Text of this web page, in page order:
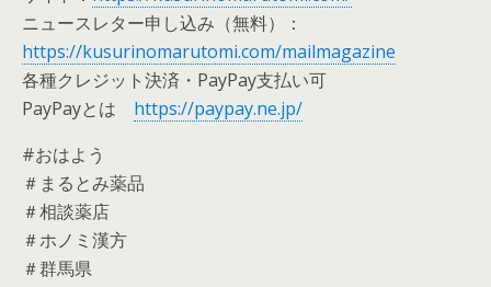
ニュースレター申し込み（無料）：
https://kusurinomarutomi.com/mailmagazine
各種クレジット決済・PayPay支払い可
PayPayとは https://paypay.ne.jp/
#おはよう
＃まるとみ薬品
＃相談薬店
＃ホノミ漢方
＃群馬県